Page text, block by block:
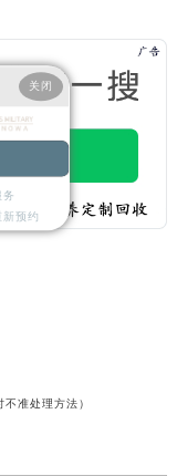
准处理方法）
关闭
预约